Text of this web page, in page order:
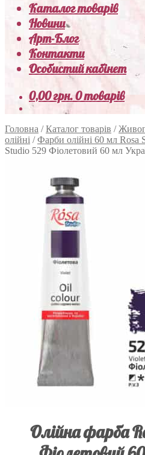
Каталог товарів
Новини
Арт-Блог
Контакти
Особистий кабінет
0,00грн.0 товарів
Головна /Каталог товарів /
олійні /Фарби олійні 60 мл Rosa
Studio 529 Фіолетовий 60 мл
Олійна фарба